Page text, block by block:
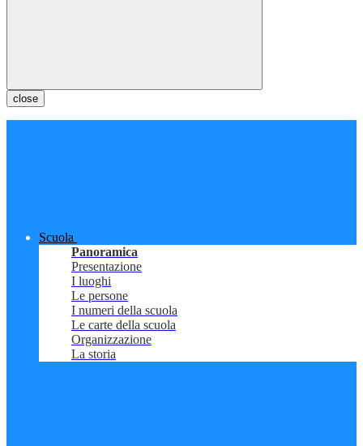
close
Scuola
Panoramica
Presentazione
I luoghi
Le persone
I numeri della scuola
Le carte della scuola
Organizzazione
La storia